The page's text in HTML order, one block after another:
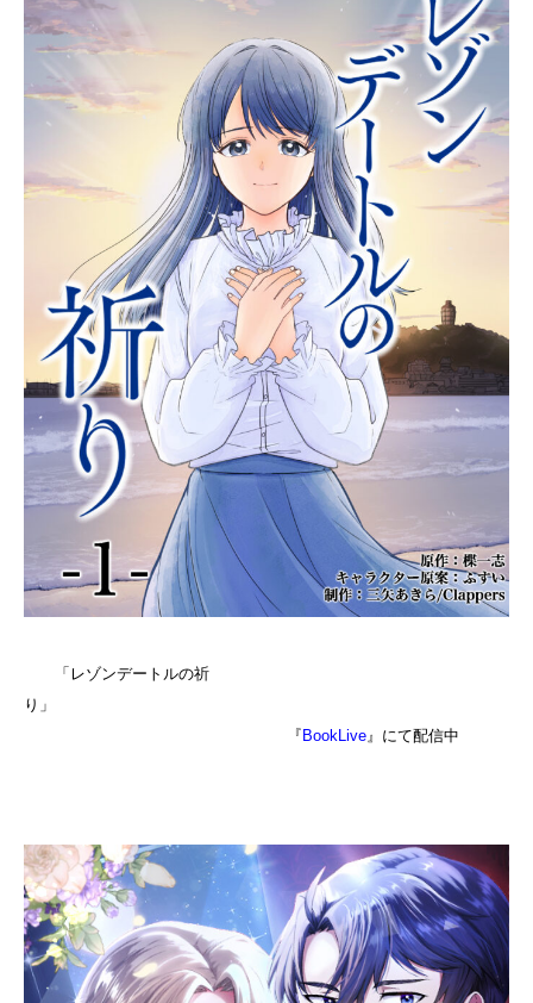
「レゾンデートルの祈
り」
『 BookLive』にて配信中